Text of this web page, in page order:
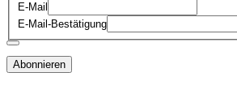
E-Mail
E-Mail-Bestätigung